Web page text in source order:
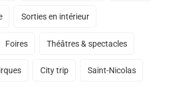
Sorties en intérieur
Foires Théâtres & spectacles
City trip Saint-Nicolas